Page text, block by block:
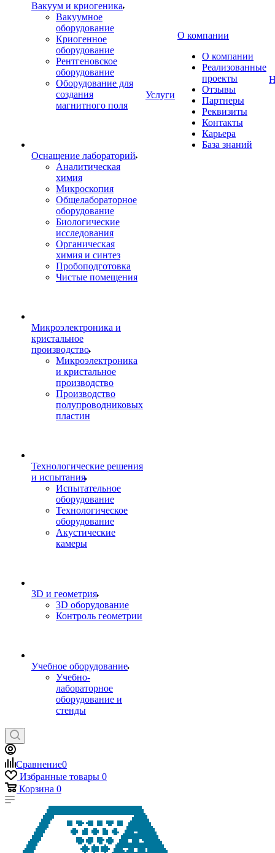
Вакуум и криогеника
Вакуумное
оборудование
Криогенное
оборудование
Рентгеновское
оборудование
Оборудование для
создания
магнитного поля
Оснащение лабораторий
Аналитическая
химия
Микроскопия
Общелабораторное
оборудование
Биологические
исследования
Органическая
химия и синтез
Пробоподготовка
Чистые помещения
Микроэлектроника и
кристальное
производство
Микроэлектроника
и кристальное
производство
Производство
полупроводниковых
пластин
Технологические решения
и испытания
Испытательное
оборудование
Технологическое
оборудование
Акустические
камеры
3D и геометрия
3D оборудование
Контроль геометрии
Учебное оборудование
Учебно-
лабораторное
оборудование и
стенды
Услуги
О компании
О компании
Реализованные
проекты
Отзывы
Партнеры
Реквизиты
Контакты
Карьера
База знаний
Сравнение0
Избранные товары 0
Корзина 0